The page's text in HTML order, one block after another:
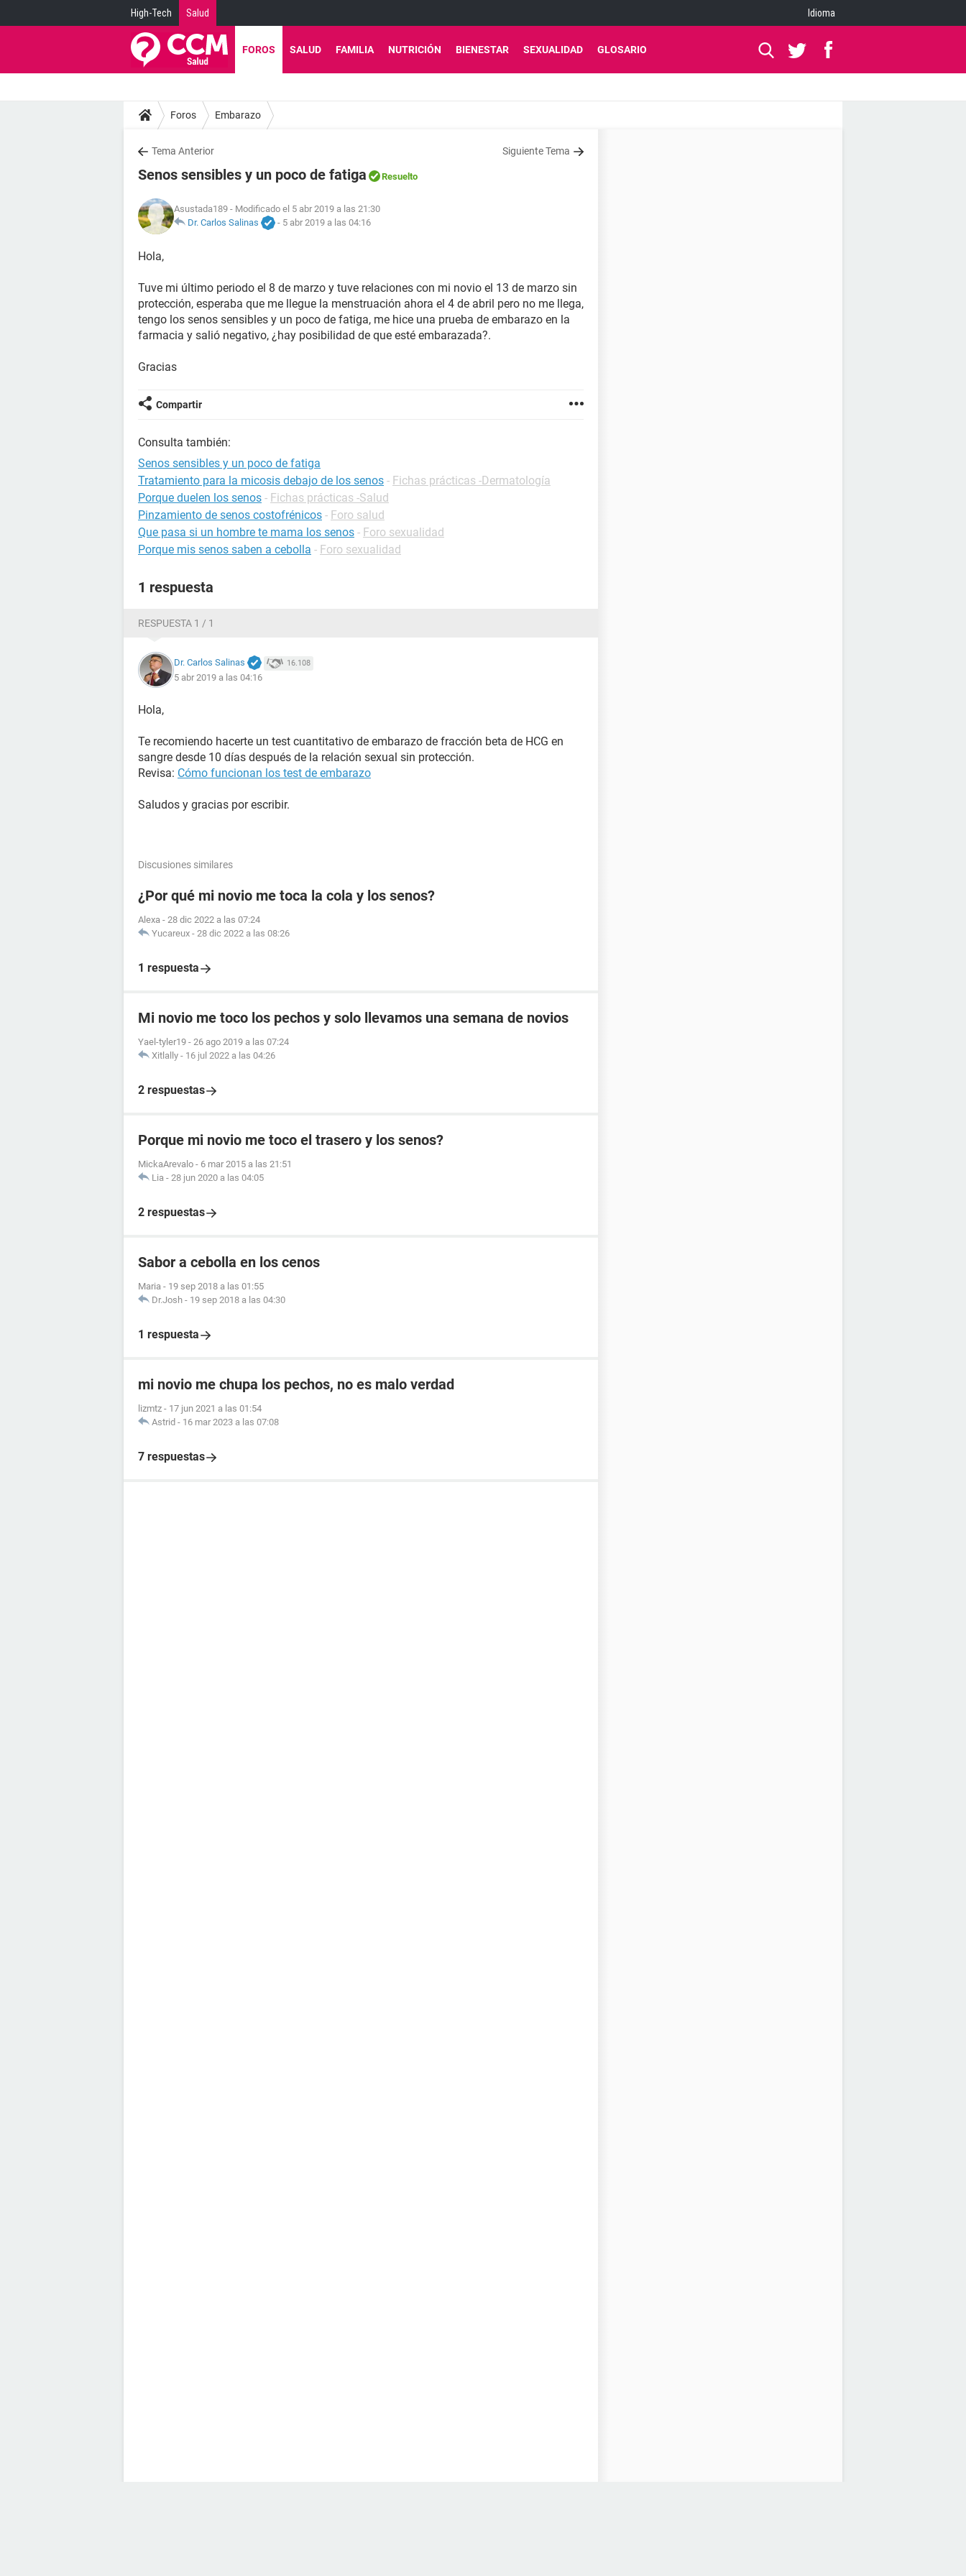
High-Tech Salud Idioma
FOROS SALUD FAMILIA NUTRICIÓN BIENESTAR SEXUALIDAD GLOSARIO
Foros Embarazo
Tema Anterior Siguiente Tema
Senos sensibles y un poco de fatiga Resuelto
Asustada189 - Modificado el 5 abr 2019 a las 21:30
Dr. Carlos Salinas
- 5 abr 2019 a las 04:16
Hola,
Tuve mi último periodo el 8 de marzo y tuve relaciones con mi novio el 13 de marzo sin
protección, esperaba que me llegue la menstruación ahora el 4 de abril pero no me llega,
tengo los senos sensibles y un poco de fatiga, me hice una prueba de embarazo en la
farmacia y salió negativo, ¿hay posibilidad de que esté embarazada?.
Gracias
Compartir
Consulta también:
Senos sensibles y un poco de fatiga
Tratamiento para la micosis debajo de los senos - Fichas prácticas -Dermatología
Porque duelen los senos - Fichas prácticas -Salud
Pinzamiento de senos costofrénicos - Foro salud
Que pasa si un hombre te mama los senos - Foro sexualidad
Porque mis senos saben a cebolla - Foro sexualidad
1 respuesta
RESPUESTA 1 / 1
Dr. Carlos Salinas 16.108
5 abr 2019 a las 04:16
Hola,
Te recomiendo hacerte un test cuantitativo de embarazo de fracción beta de HCG en
sangre desde 10 días después de la relación sexual sin protección.
Revisa: Cómo funcionan los test de embarazo
Saludos y gracias por escribir.
Discusiones similares
¿Por qué mi novio me toca la cola y los senos?
Alexa - 28 dic 2022 a las 07:24
Yucareux - 28 dic 2022 a las 08:26
1 respuesta
Mi novio me toco los pechos y solo llevamos una semana de novios
Yael-tyler19 - 26 ago 2019 a las 07:24
Xitlally - 16 jul 2022 a las 04:26
2 respuestas
Porque mi novio me toco el trasero y los senos?
MickaArevalo - 6 mar 2015 a las 21:51
Lia - 28 jun 2020 a las 04:05
2 respuestas
Sabor a cebolla en los cenos
Maria - 19 sep 2018 a las 01:55
Dr.Josh - 19 sep 2018 a las 04:30
1 respuesta
mi novio me chupa los pechos, no es malo verdad
lizmtz - 17 jun 2021 a las 01:54
Astrid - 16 mar 2023 a las 07:08
7 respuestas